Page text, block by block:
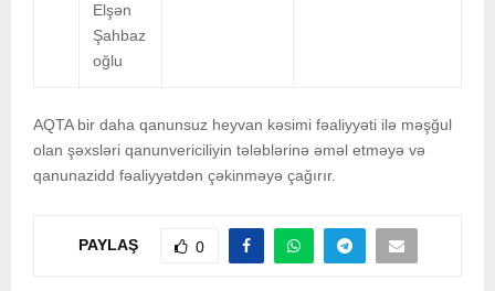
Elşən
Şahbaz
oğlu
AQTA bir daha qanunsuz heyvan kəsimi fəaliyyəti ilə məşğul
olan şəxsləri qanunvericiliyin tələblərinə əməl etməyə və
qanunazidd fəaliyyətdən çəkinməyə çağırır.
PAYLAŞ 0